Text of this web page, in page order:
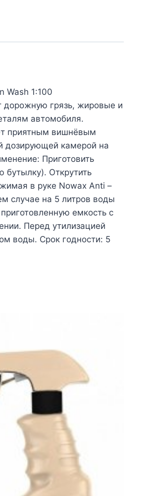
Wash 1:100
дорожную грязь, жировые и
автомобиля.
приятным вишнёвым
дозирующей камерой на
Приготовить
бутылку). Открутить
в руке Nowax Anti –
случае на 5 литров воды
емкость с
Перед утилизацией
воды. Срок годности: 5